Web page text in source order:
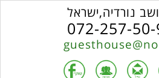
נורדיה,ישראל
072-257-50-